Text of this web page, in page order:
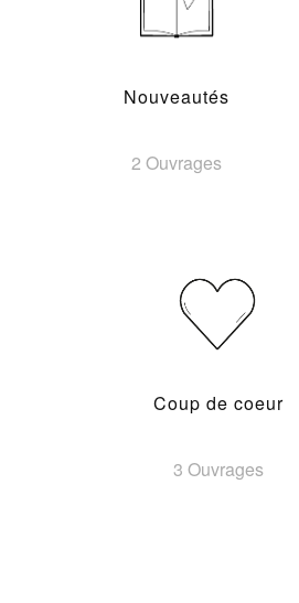
Nouveautés
2 Ouvrages
Coup de coeur
3 Ouvrages